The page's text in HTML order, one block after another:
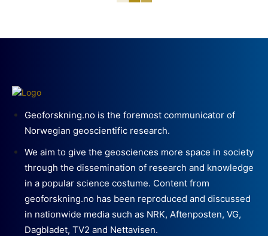
Geoforskning.no is the foremost communicator of
Norwegian geoscientific research.
We aim to give the geosciences more space in society
through the dissemination of research and knowledge
in a popular science costume. Content from
geoforskning.no has been reproduced and discussed
in nationwide media such as NRK, Aftenposten, VG,
Dagbladet, TV2 and Nettavisen.